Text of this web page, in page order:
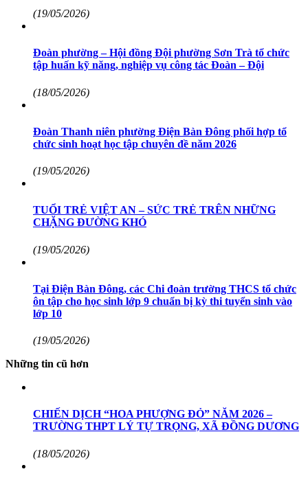
(19/05/2026)
Đoàn phường – Hội đồng Đội phường Sơn Trà tổ chức
tập huấn kỹ năng, nghiệp vụ công tác Đoàn – Đội
(18/05/2026)
Đoàn Thanh niên phường Điện Bàn Đông phối hợp tổ
chức sinh hoạt học tập chuyên đề năm 2026
(19/05/2026)
TUỔI TRẺ VIỆT AN – SỨC TRẺ TRÊN NHỮNG
CHẶNG ĐƯỜNG KHÓ
(19/05/2026)
Tại Điện Bàn Đông, các Chi đoàn trường THCS tổ chức
ôn tập cho học sinh lớp 9 chuẩn bị kỳ thi tuyển sinh vào
lớp 10
(19/05/2026)
Những tin cũ hơn
CHIẾN DỊCH “HOA PHƯỢNG ĐỎ” NĂM 2026 –
TRƯỜNG THPT LÝ TỰ TRỌNG, XÃ ĐỒNG DƯƠNG
(18/05/2026)